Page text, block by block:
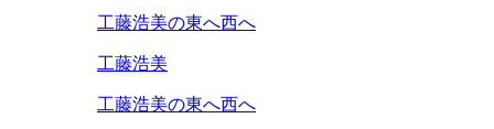
工藤浩美の東へ西へ
工藤浩美
工藤浩美の東へ西へ